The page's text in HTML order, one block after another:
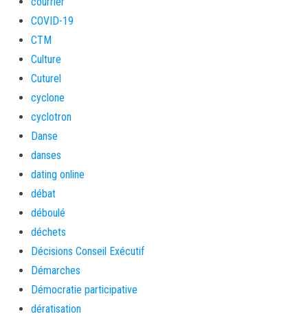
COVID-19
CTM
Culture
Cuturel
cyclone
cyclotron
Danse
danses
dating online
débat
déboulé
déchets
Décisions Conseil Exécutif
Démarches
Démocratie participative
dératisation